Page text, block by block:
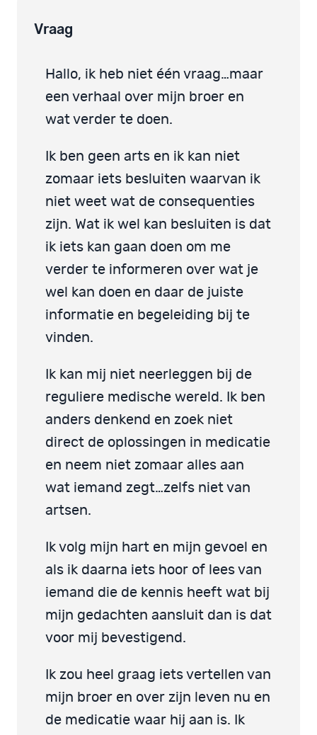
Vraag
Hallo, ik heb niet één vraag…maar
een verhaal over mijn broer en
wat verder te doen.
Ik ben geen arts en ik kan niet
zomaar iets besluiten waarvan ik
niet weet wat de consequenties
zijn. Wat ik wel kan besluiten is dat
ik iets kan gaan doen om me
verder te informeren over wat je
wel kan doen en daar de juiste
informatie en begeleiding bij te
vinden.
Ik kan mij niet neerleggen bij de
reguliere medische wereld. Ik ben
anders denkend en zoek niet
direct de oplossingen in medicatie
en neem niet zomaar alles aan
wat iemand zegt…zelfs niet van
artsen.
Ik volg mijn hart en mijn gevoel en
als ik daarna iets hoor of lees van
iemand die de kennis heeft wat bij
mijn gedachten aansluit dan is dat
voor mij bevestigend.
Ik zou heel graag iets vertellen van
mijn broer en over zijn leven nu en
de medicatie waar hij aan is. Ik